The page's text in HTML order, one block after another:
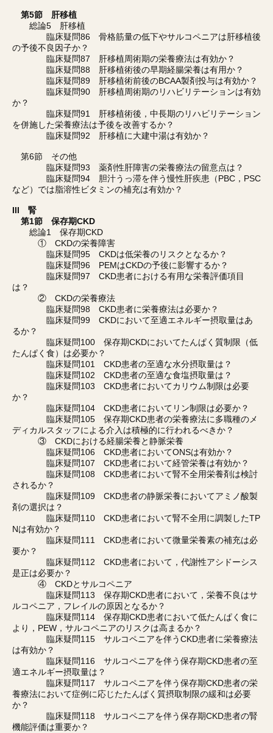
第5節 肝移植
総論5 肝移植
臨床疑問86 骨格筋量の低下やサルコペニアは肝移植後
の予後不良因子か？
臨床疑問87 肝移植周術期の栄養療法は有効か？
臨床疑問88 肝移植術後の早期経腸栄養は有用か？
臨床疑問89 肝移植術前後のBCAA製剤投与は有効か？
臨床疑問90 肝移植周術期のリハビリテーションは有効
か？
臨床疑問91 肝移植術後，中長期のリハビリテーション
を併施した栄養療法は予後を改善するか？
臨床疑問92 肝移植に大建中湯は有効か？
第6節 その他
臨床疑問93 薬剤性肝障害の栄養療法の留意点は？
臨床疑問94 胆汁うっ滞を伴う慢性肝疾患（PBC，PSC
など）では脂溶性ビタミンの補充は有効か？
III 腎
第1節 保存期CKD
総論1 保存期CKD
① CKDの栄養障害
臨床疑問95 CKDは低栄養のリスクとなるか？
臨床疑問96 PEMはCKDの予後に影響するか？
臨床疑問97 CKD患者における有用な栄養評価項目
は？
② CKDの栄養療法
臨床疑問98 CKD患者に栄養療法は必要か？
臨床疑問99 CKDにおいて至適エネルギー摂取量はあ
るか？
臨床疑問100 保存期CKDにおいてたんぱく質制限（低
たんぱく食）は必要か？
臨床疑問101 CKD患者の至適な水分摂取量は？
臨床疑問102 CKD患者の至適な食塩摂取量は？
臨床疑問103 CKD患者においてカリウム制限は必要
か？
臨床疑問104 CKD患者においてリン制限は必要か？
臨床疑問105 保存期CKD患者の栄養療法に多職種のメ
ディカルスタッフによる介入は積極的に行われるべきか？
③ CKDにおける経腸栄養と静脈栄養
臨床疑問106 CKD患者においてONSは有効か？
臨床疑問107 CKD患者において経管栄養は有効か？
臨床疑問108 CKD患者において腎不全用栄養剤は検討
されるか？
臨床疑問109 CKD患者の静脈栄養においてアミノ酸製
剤の選択は？
臨床疑問110 CKD患者において腎不全用に調製したTP
Nは有効か？
臨床疑問111 CKD患者において微量栄養素の補充は必
要か？
臨床疑問112 CKD患者において，代謝性アシドーシス
是正は必要か？
④ CKDとサルコペニア
臨床疑問113 保存期CKD患者において，栄養不良はサ
ルコペニア，フレイルの原因となるか？
臨床疑問114 保存期CKD患者において低たんぱく食に
より，PEW，サルコペニアのリスクは高まるか？
臨床疑問115 サルコペニアを伴うCKD患者に栄養療法
は有効か？
臨床疑問116 サルコペニアを伴う保存期CKD患者の至
適エネルギー摂取量は？
臨床疑問117 サルコペニアを伴う保存期CKD患者の栄
養療法において症例に応じたたんぱく質摂取制限の緩和は必要
か？
臨床疑問118 サルコペニアを伴う保存期CKD患者の腎
機能評価は重要か？